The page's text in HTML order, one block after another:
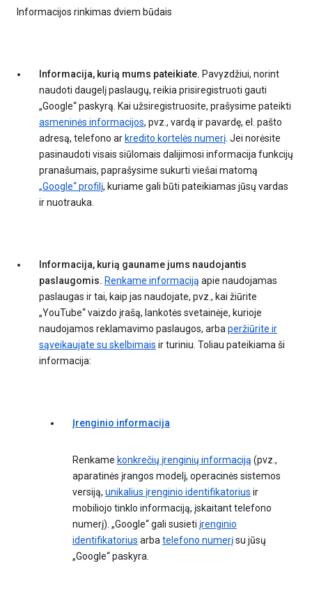
Informacijos rinkimas dviem būdais
Informacija, kurią mums pateikiate. Pavyzdžiui, norint
naudoti daugelį paslaugų, reikia prisiregistruoti gauti
„Google“ paskyrą. Kai užsiregistruosite, prašysime pateikti
asmeninės informacijos, pvz., vardą ir pavardę, el. pašto
adresą, telefono ar kredito kortelės numerį. Jei norėsite
pasinaudoti visais siūlomais dalijimosi informacija funkcijų
pranašumais, paprašysime sukurti viešai matomą
„Google“ profilį, kuriame gali būti pateikiamas jūsų vardas
ir nuotrauka.
Informacija, kurią gauname jums naudojantis
paslaugomis. Renkame informaciją apie naudojamas
paslaugas ir tai, kaip jas naudojate, pvz., kai žiūrite
„YouTube“ vaizdo įrašą, lankotės svetainėje, kurioje
naudojamos reklamavimo paslaugos, arbaperžiūrite ir
sąveikaujate su skelbimais ir turiniu. Toliau pateikiama ši
informacija:
Įrenginio informacija
Renkame konkrečių įrenginių informaciją (pvz.,
aparatinės įrangos modelį, operacinės sistemos
versiją, unikalius įrenginio identifikatorius ir
mobiliojo tinklo informaciją, įskaitant telefono
numerį). „Google“ gali susieti įrenginio
identifikatorius arbatelefono numerįsu jūsų
„Google“ paskyra.